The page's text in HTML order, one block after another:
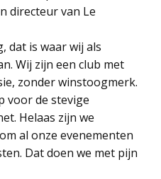
directeur van Le
dat is waar wij als
Wij zijn een club met
zonder winstoogmerk.
voor de stevige
Helaas zijn we
al onze evenementen
Dat doen we met pijn